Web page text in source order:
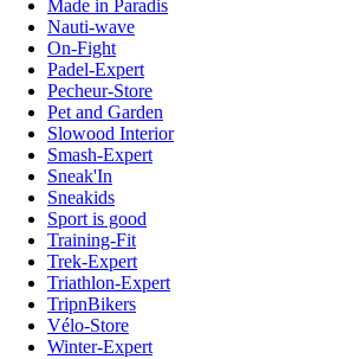
Made in Paradis
Nauti-wave
On-Fight
Padel-Expert
Pecheur-Store
Pet and Garden
Slowood Interior
Smash-Expert
Sneak'In
Sneakids
Sport is good
Training-Fit
Trek-Expert
Triathlon-Expert
TripnBikers
Vélo-Store
Winter-Expert